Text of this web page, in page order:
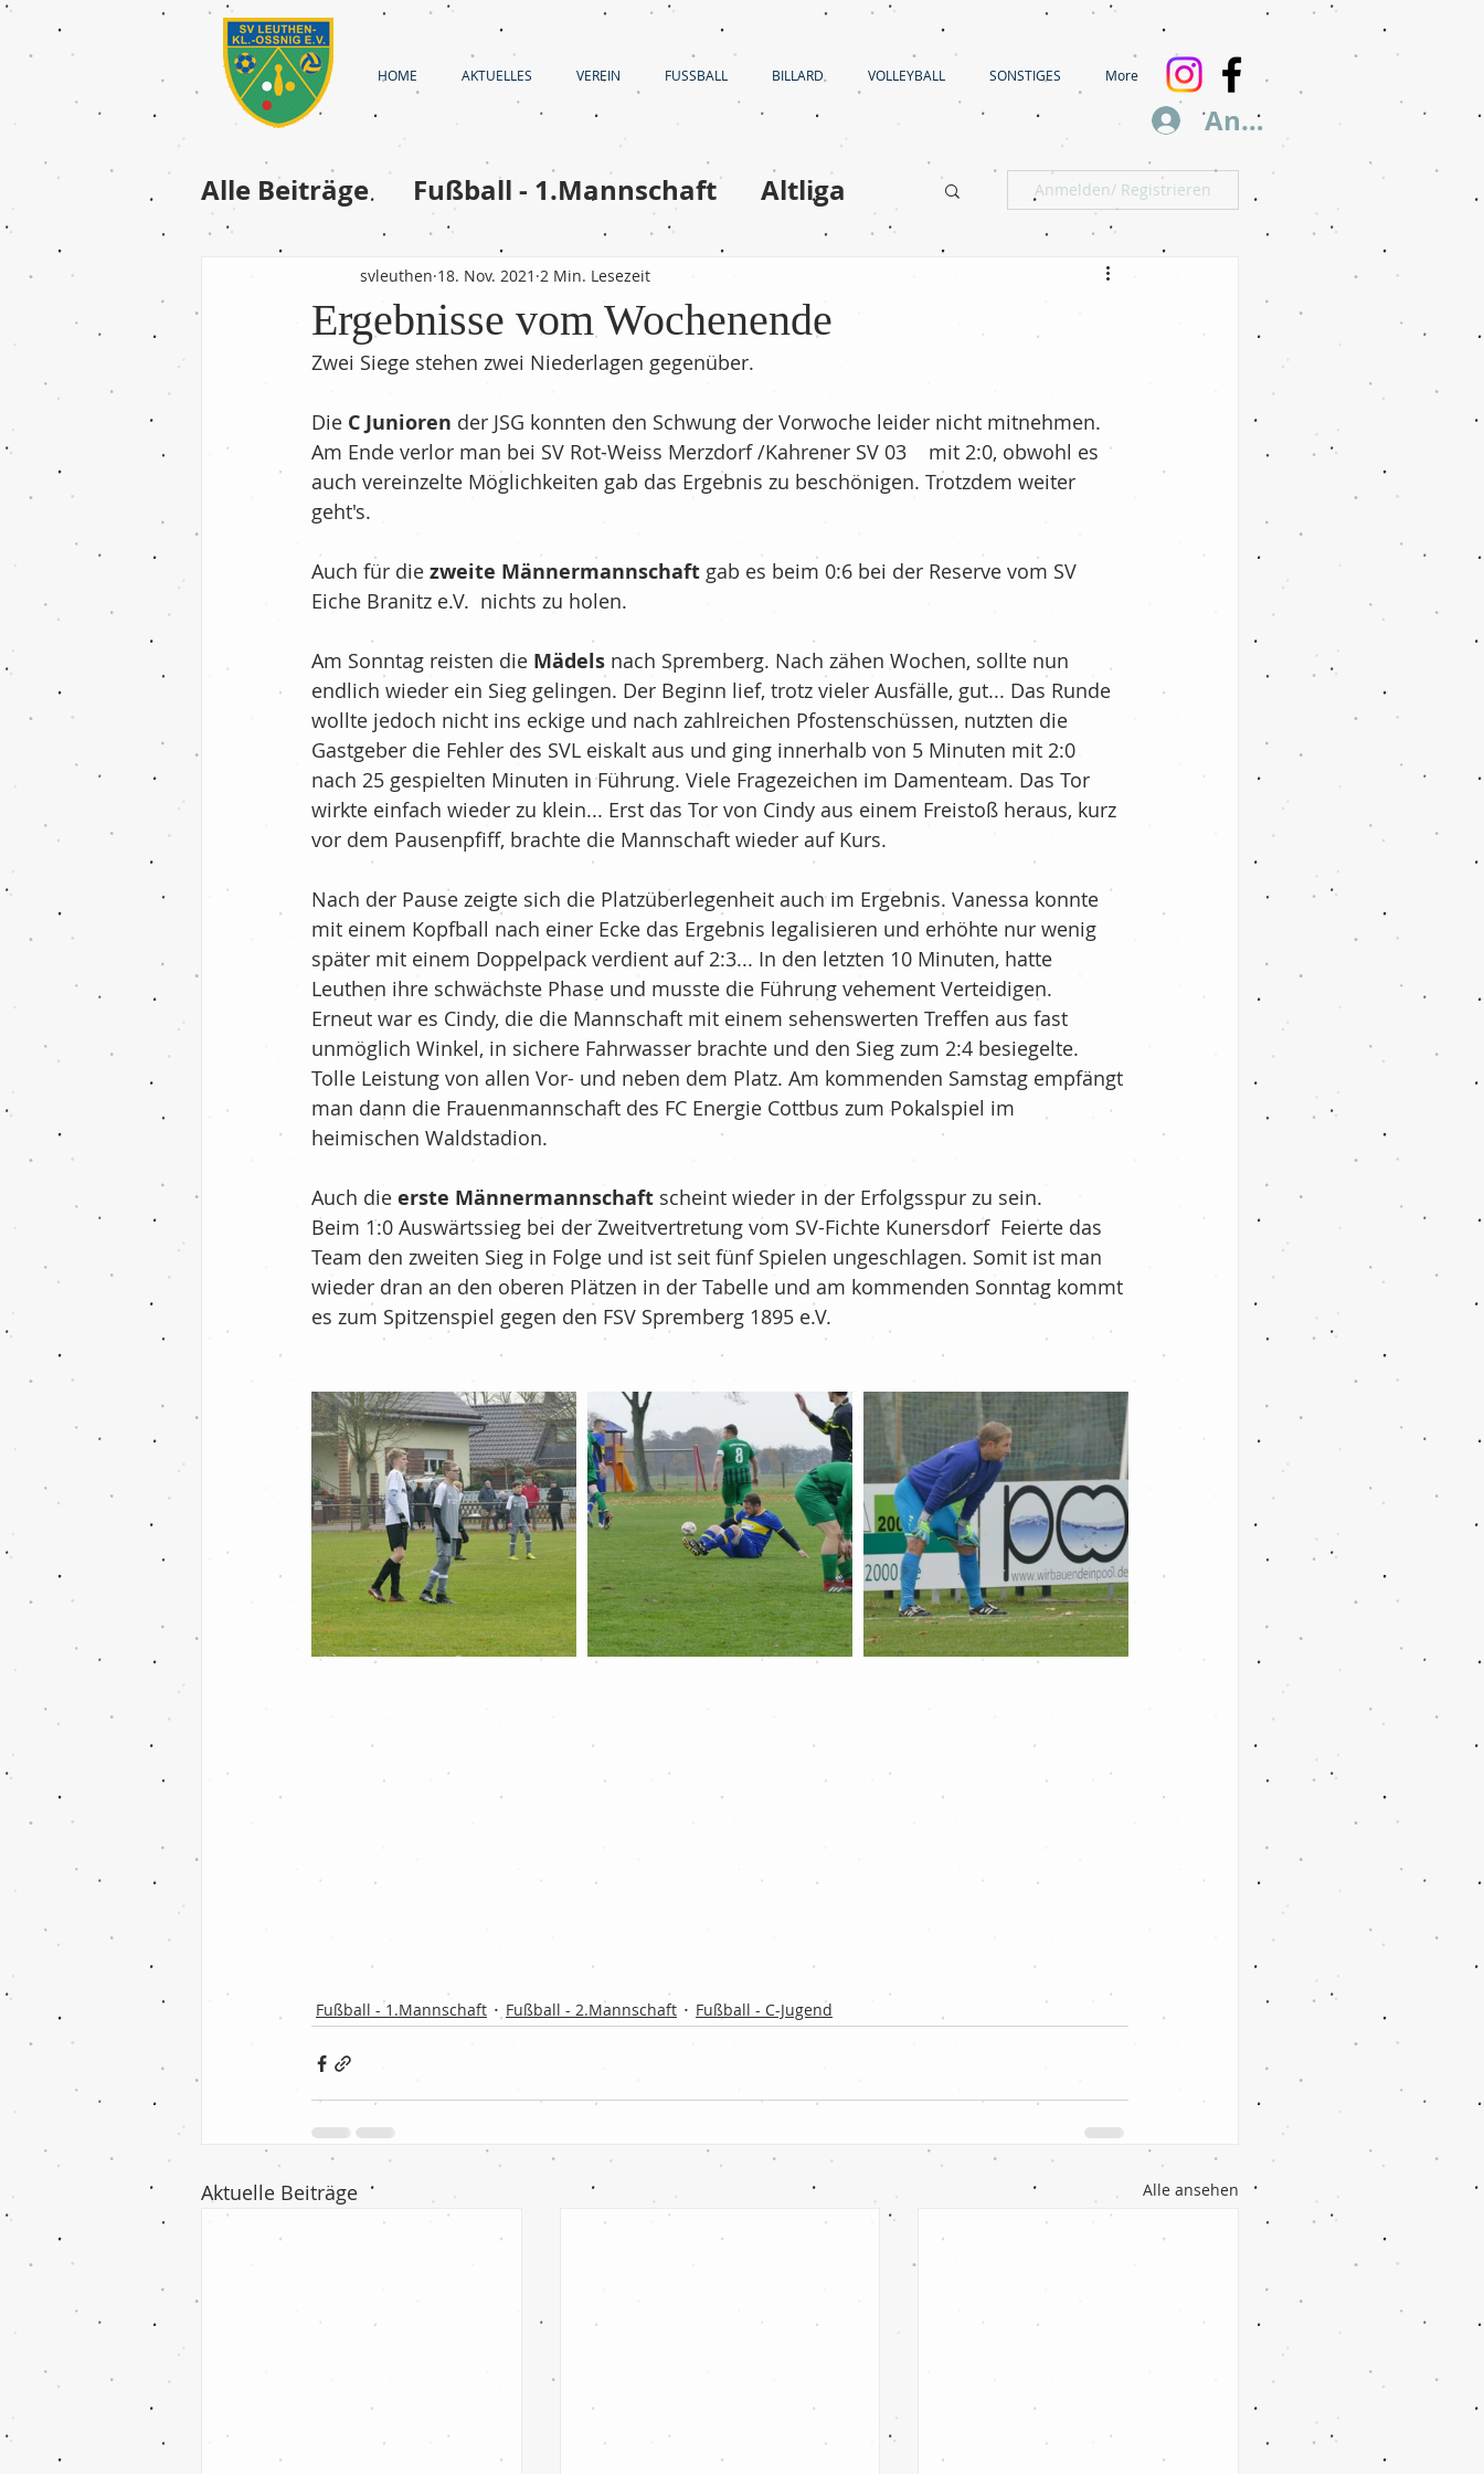
HOME AKTUELLES VEREIN FUSSBALL BILLARD VOLLEYBALL SONSTIGES More
Anmelden
Alle Beiträge
Fußball - 1.Mannschaft Altliga
Fussball-Frauen Volleyball
Fussball - A-Junioren Fußball - C-Jugend
Fußball - D-Jugend Fußball - E-Jugend
Kurznachrichten
Nachrichten Ihre Community Ü35
Fußball - 2.Mannschaft Volleyball New´s
Anmelden/ Registrieren
Ergebnisse vom Wochenende
svleuthen 18. Nov. 2021 2 Min. Lesezeit
Zwei Siege stehen zwei Niederlagen gegenüber.
Die C Junioren der JSG konnten den Schwung der Vorwoche leider nicht mitnehmen.
Am Ende verlor man bei SV Rot-Weiss Merzdorf /Kahrener SV 03    mit 2:0, obwohl es
auch vereinzelte Möglichkeiten gab das Ergebnis zu beschönigen. Trotzdem weiter
geht's.
Auch für die zweite Männermannschaft gab es beim 0:6 bei der Reserve vom SV
Eiche Branitz e.V.  nichts zu holen.
Am Sonntag reisten die Mädels nach Spremberg. Nach zähen Wochen, sollte nun
endlich wieder ein Sieg gelingen. Der Beginn lief, trotz vieler Ausfälle, gut... Das Runde
wollte jedoch nicht ins eckige und nach zahlreichen Pfostenschüssen, nutzten die
Gastgeber die Fehler des SVL eiskalt aus und ging innerhalb von 5 Minuten mit 2:0
nach 25 gespielten Minuten in Führung. Viele Fragezeichen im Damenteam. Das Tor
wirkte einfach wieder zu klein... Erst das Tor von Cindy aus einem Freistoß heraus, kurz
vor dem Pausenpfiff, brachte die Mannschaft wieder auf Kurs.
Nach der Pause zeigte sich die Platzüberlegenheit auch im Ergebnis. Vanessa konnte
mit einem Kopfball nach einer Ecke das Ergebnis legalisieren und erhöhte nur wenig
später mit einem Doppelpack verdient auf 2:3... In den letzten 10 Minuten, hatte
Leuthen ihre schwächste Phase und musste die Führung vehement Verteidigen.
Erneut war es Cindy, die die Mannschaft mit einem sehenswerten Treffen aus fast
unmöglich Winkel, in sichere Fahrwasser brachte und den Sieg zum 2:4 besiegelte.
Tolle Leistung von allen Vor- und neben dem Platz. Am kommenden Samstag empfängt
man dann die Frauenmannschaft des FC Energie Cottbus zum Pokalspiel im
heimischen Waldstadion.
Auch die erste Männermannschaft scheint wieder in der Erfolgsspur zu sein.
Beim 1:0 Auswärtssieg bei der Zweitvertretung vom SV-Fichte Kunersdorf  Feierte das
Team den zweiten Sieg in Folge und ist seit fünf Spielen ungeschlagen. Somit ist man
wieder dran an den oberen Plätzen in der Tabelle und am kommenden Sonntag kommt
es zum Spitzenspiel gegen den FSV Spremberg 1895 e.V.
Fußball - 1.Mannschaft Fußball - 2.Mannschaft Fußball - C-Jugend
Aktuelle Beiträge Alle ansehen